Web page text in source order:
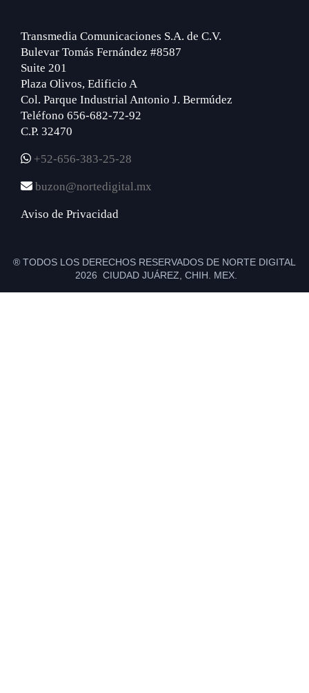
Transmedia Comunicaciones S.A. de C.V.
Bulevar Tomás Fernández #8587
Suite 201
Plaza Olivos, Edificio A
Col. Parque Industrial Antonio J. Bermúdez
Teléfono 656-682-72-92
C.P. 32470
+52-656-383-25-28
buzon@nortedigital.mx
Aviso de Privacidad
® TODOS LOS DERECHOS RESERVADOS DE NORTE DIGITAL
2026 CIUDAD JUÁREZ, CHIH. MEX.